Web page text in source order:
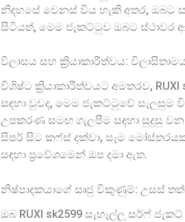
නිදහසේ වෙනස් විය හැකි අතර, ඔබට
සිටියත්, මෙම ජැකට්ටුව ඔබට ස්ථාවර
විලාසය සහ ක්‍රියාකාරිත්වය:
විශිෂ්ට ක්‍රියාකාරීත්වයට අමතරව,
සඳහා වුවද, මෙම ජැකට්ටුවේ
උපකරණ සමඟ ගැලපීම සඳහා සුදුසු
සිපර් සිට කෆ්ස් දක්වා, සෑම
සඳහා ප්‍රවේශමෙන් ඔප දමා ඇත.
නිෂ්පාදකයාගේ සෘජු විකුණුම්: උසස්
ඔබ RUXI sk2599 සැහැල්ලු සර්ෆ්